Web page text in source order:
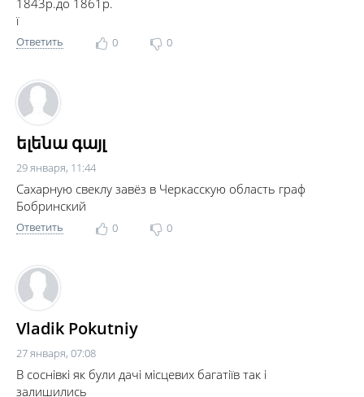
1843р.до 1861р.
ї
Ответить 0 0
ելենա գայլ
29 января, 11:44
Сахарную свеклу завёз в Черкасскую область граф
Бобринский
Ответить 0 0
Vladik Pokutniy
27 января, 07:08
В соснівкі як були дачі місцевих багатіїв так і
залишились